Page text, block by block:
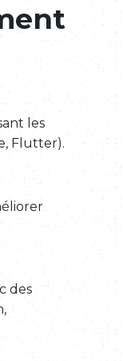
les
Flutter).
des